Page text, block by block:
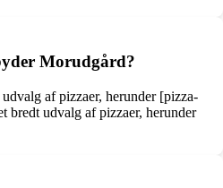
Morudgård?
af pizzaer, herunder [pizza-
bredt udvalg af pizzaer, herunder